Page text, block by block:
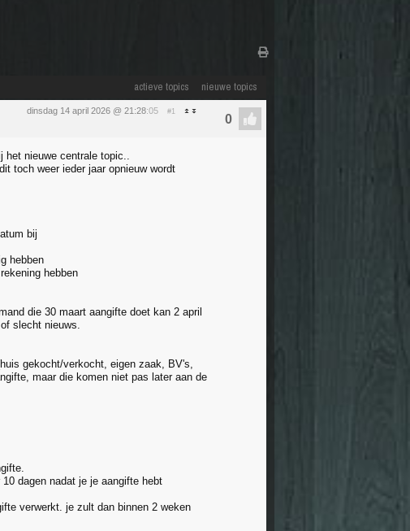
actieve topics nieuwe topics
dinsdag 14 april 2026 @ 21:28:05 #1
het nieuwe centrale topic..
toch weer ieder jaar opnieuw wordt
bij
hebben
hebben
die 30 maart aangifte doet kan 2 april
slecht nieuws.
gekocht/verkocht, eigen zaak, BV's,
maar die komen niet pas later aan de
dagen nadat je je aangifte hebt
verwerkt. je zult dan binnen 2 weken